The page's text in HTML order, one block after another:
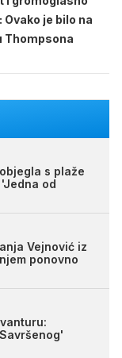
Ovako je bilo na
Thompsona
s plaže
od
Vejnović iz
ponovno